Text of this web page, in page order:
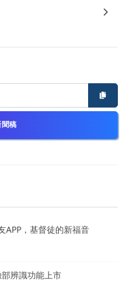
稿
APP，基督徒的新福音
辨識功能上市